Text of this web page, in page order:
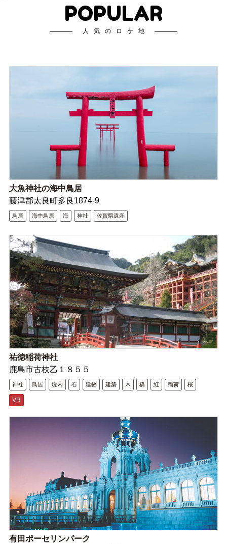
POPULAR
人気のロケ地
大魚神社の海中鳥居
藤津郡太良町多良1874-9
鳥居 海中鳥居 海 神社 佐賀県遺産
祐徳稲荷神社
鹿島市古枝乙１８５５
神社 鳥居 境内 石 建物 建築 木 橋 紅 稲荷 桜
VR
有田ポーセリンパーク